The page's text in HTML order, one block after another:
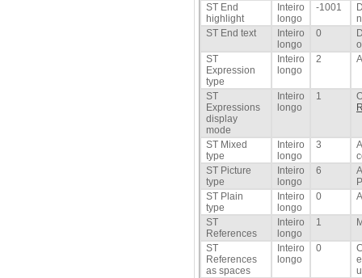
ST End
highlight
Inteiro
longo
-1001
ST End text
Inteiro
longo
0
ST
Expression
type
Inteiro
longo
2
ST
Expressions
display
mode
Inteiro
longo
1
ST Mixed
type
Inteiro
longo
3
ST Picture
type
Inteiro
longo
6
ST Plain
type
Inteiro
longo
0
ST
References
Inteiro
longo
1
ST
References
as spaces
Inteiro
longo
0